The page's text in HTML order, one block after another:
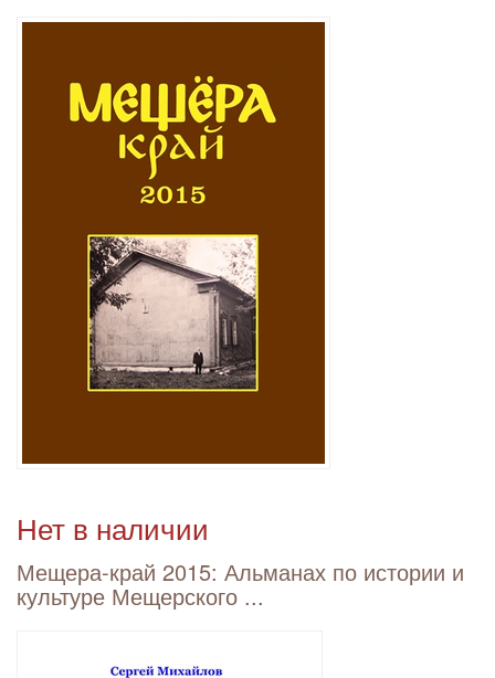
Нет в наличии
Мещера-край 2015: Альманах по истории и
культуре Мещерского ...